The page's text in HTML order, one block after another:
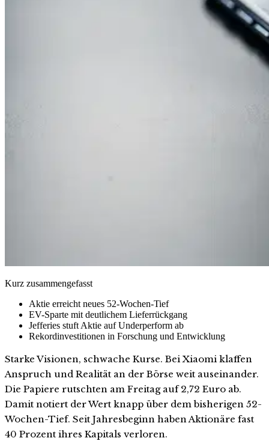
Kurz zusammengefasst
Aktie erreicht neues 52-Wochen-Tief
EV-Sparte mit deutlichem Lieferrückgang
Jefferies stuft Aktie auf Underperform ab
Rekordinvestitionen in Forschung und Entwicklung
Starke Visionen, schwache Kurse. Bei Xiaomi klaffen
Anspruch und Realität an der Börse weit auseinander.
Die Papiere rutschten am Freitag auf 2,72 Euro ab.
Damit notiert der Wert knapp über dem bisherigen 52-
Wochen-Tief. Seit Jahresbeginn haben Aktionäre fast
40 Prozent ihres Kapitals verloren.